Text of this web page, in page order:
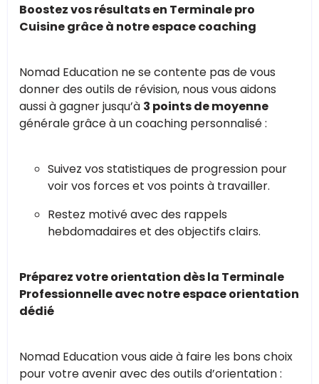
Boostez vos résultats en Terminale pro
Cuisine grâce à notre espace coaching
Nomad Education ne se contente pas de vous
donner des outils de révision, nous vous aidons
aussi à gagner jusqu’à 3 points de moyenne
générale grâce à un coaching personnalisé :
Suivez vos statistiques de progression pour
voir vos forces et vos points à travailler.
Restez motivé avec des rappels
hebdomadaires et des objectifs clairs.
Préparez votre orientation dès la Terminale
Professionnelle avec notre espace orientation
dédié
Nomad Education vous aide à faire les bons choix
pour votre avenir avec des outils d’orientation :